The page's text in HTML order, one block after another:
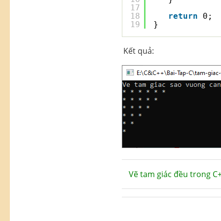
17
18
19
return
0;
}
Kết quả:
Vẽ tam giác đều trong